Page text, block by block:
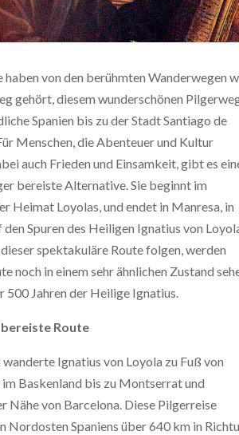
haben von den berühmten Wanderwegen
gehört, diesem wunderschönen
Spanien bis zu der Stadt Santiago de
Menschen, die Abenteuer und Kultur
auch Frieden und Einsamkeit, gibt es
bereiste Alternative. Sie beginnt im
Heimat Loyolas, und endet in Manresa, in
Spuren des Heiligen Ignatius von
spektakuläre Route folgen, werden
noch in einem sehr ähnlichen Zustand
500 Jahren der Heilige Ignatius.
Route
wanderte Ignatius von Loyola zu Fuß von
Baskenland bis zu Montserrat und
Nähe von Barcelona. Diese Pilgerreise
Nordosten Spaniens über 640 km in